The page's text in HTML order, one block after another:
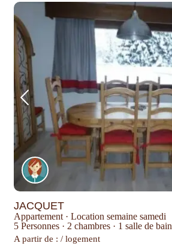
JACQUET
Appartement · Location semaine samedi
5 Personnes · 2 chambres · 1 salle de bain
A partir de : / logement